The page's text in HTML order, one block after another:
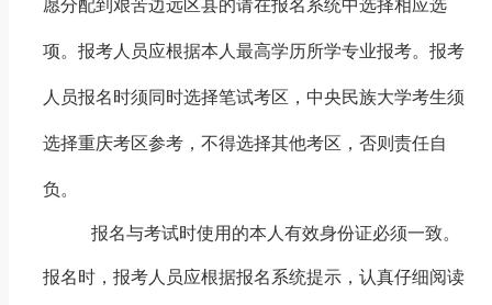
愿分配到艰苦边远区县的请在报名系统中选择相应选
项。报考人员应根据本人最高学历所学专业报考。报考
人员报名时须同时选择笔试考区， 中央民族大学考生须
选择重庆考区参考，不得选择其他考区，否则责任自
负 。
报名与考试时使用的本人有效身份证必须一致。
报名时，报考人员应根据报名系统提示，认真仔细阅读